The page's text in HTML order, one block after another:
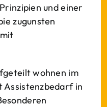
und einer
zugunsten
wohnen im
Assistenzbedarf in